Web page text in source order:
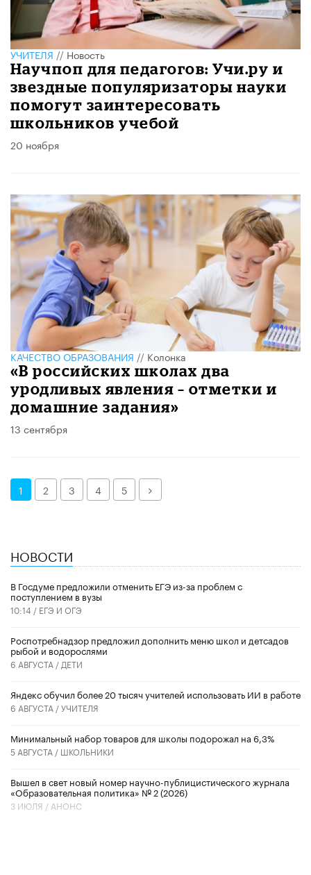
УЧИТЕЛЯ//Новость
Научпоп для педагогов: Учи.ру и
звездные популяризаторы науки
помогут заинтересовать
школьников учебой
20 ноября
КАЧЕСТВО ОБРАЗОВАНИЯ // Колонка
«В российских школах два
уродливых явления – отметки и
домашние задания»
13 сентября
1 2 3 4 5 Далее
НОВОСТИ
В Госдуме предложили отменить ЕГЭ из-за проблем с
поступлением в вузы
10:14 / ЕГЭ И ОГЭ
Роспотребнадзор предложил дополнить меню школ и детсадов
рыбой и водорослями
6 АВГУСТА / ДЕТИ
​Яндекс обучил более 20 тысяч учителей использовать ИИ в работе
6 АВГУСТА /УЧИТЕЛЯ
Минимальный набор товаров для школы подорожал на 6,3%
5 АВГУСТА / ШКОЛЬНИКИ
Вышел в свет новый номер научно-публицистического журнала
«Образовательная политика» № 2 (2026)
3 ИЮЛЯ / АНОНС